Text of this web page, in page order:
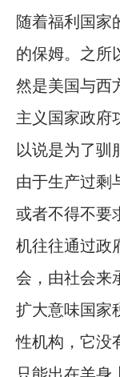
随着福利国家
的保姆。之所
然是美国与西
主义国家政府
以说是为了驯
由于生产过剩
或者不得不要
机往往通过政
会，由社会来
扩大意味国家
性机构，它没